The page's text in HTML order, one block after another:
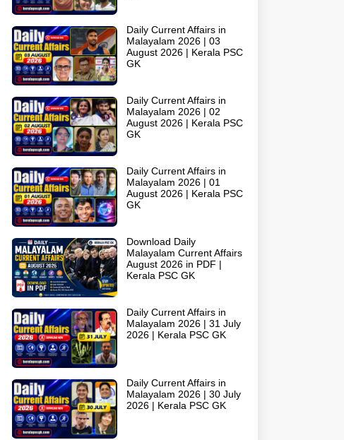
Daily Current Affairs in
Malayalam 2026 | 03
August 2026 | Kerala PSC
GK
Daily Current Affairs in
Malayalam 2026 | 02
August 2026 | Kerala PSC
GK
Daily Current Affairs in
Malayalam 2026 | 01
August 2026 | Kerala PSC
GK
Download Daily
Malayalam Current Affairs
August 2026 in PDF |
Kerala PSC GK
Daily Current Affairs in
Malayalam 2026 | 31 July
2026 | Kerala PSC GK
Daily Current Affairs in
Malayalam 2026 | 30 July
2026 | Kerala PSC GK